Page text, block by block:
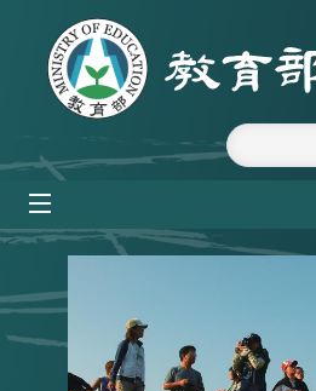
跳到主要內容區塊
:::